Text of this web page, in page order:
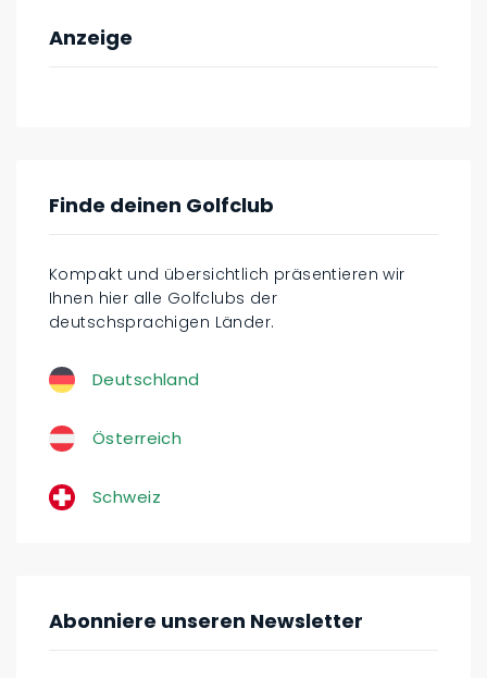
Anzeige
Finde deinen Golfclub
Kompakt und übersichtlich präsentieren wir
Ihnen hier alle Golfclubs der
deutschsprachigen Länder.
Deutschland
Österreich
Schweiz
Abonniere unseren Newsletter